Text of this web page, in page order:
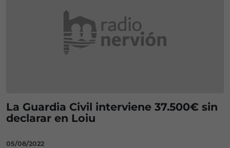
La Guardia Civil interviene 37.500€ sin
declarar en Loiu
05/08/2022